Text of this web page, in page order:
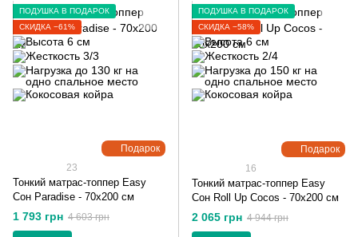
Подарок
ПОДУШКА В ПОДАРОК
СКИДКА −61%
23
Тонкий матрас-топпер Easy
Сон Paradise - 70х200 см
1 793 грн 4 603 грн
Подарок
ПОДУШКА В ПОДАРОК
СКИДКА −58%
16
Тонкий матрас-топпер Easy
Сон Roll Up Cocos - 70х200 см
2 065 грн 4 944 грн